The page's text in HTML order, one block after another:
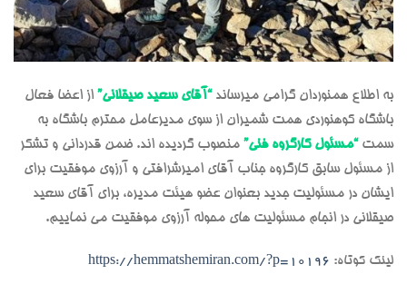
به اطلاع همنوردان گرامی میرساند“آقای سعید صیقلانی” از اعضا فعال
باشگاه کوهنوردی همت شمیران از سوی مدیرعامل محترم باشگاه به
سمت“مسئول کارگروه فنی” منصوب گردیده اند. ضمن قدردانی و تشکر
از مسئول سابق کارگروه جناب آقای امیرشرافتی و آرزوی موفقیت برای
ایشان در مسئولیت جدید بعنوان عضو هیئت مدیره، برای آقای سعید
صیقلانی در انجام مسئولیت های محوله آرزوی موفقیت می نماییم.
لینک کوتاه: https://hemmatshemiran.com/?p=10196